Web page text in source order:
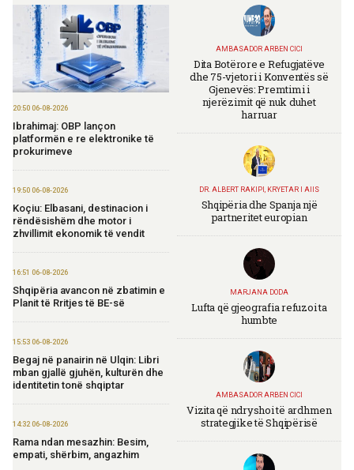
20:50 06-08-2026
Ibrahimaj: OBP lançon
platformën e re elektronike të
prokurimeve
19:50 06-08-2026
Koçiu: Elbasani, destinacion i
rëndësishëm dhe motor i
zhvillimit ekonomik të vendit
16:51 06-08-2026
Shqipëria avancon në zbatimin e
Planit të Rritjes të BE-së
15:53 06-08-2026
Begaj në panairin në Ulqin: Libri
mban gjallë gjuhën, kulturën dhe
identitetin tonë shqiptar
14:32 06-08-2026
Rama ndan mesazhin: Besim,
empati, shërbim, angazhim
AMBASADOR ARBEN CICI
Dita Botërore e Refugjatëve
dhe 75-vjetori i Konventës së
Gjenevës: Premtimi i
njerëzimit që nuk duhet
harruar
DR. ALBERT RAKIPI, KRYETAR I AIIS
Shqipëria dhe Spanja një
partneritet europian
MARJANA DODA
Lufta që gjeografia refuzoi ta
humbte
AMBASADOR ARBEN CICI
Vizita që ndryshoi të ardhmen
strategjike të Shqipërisë